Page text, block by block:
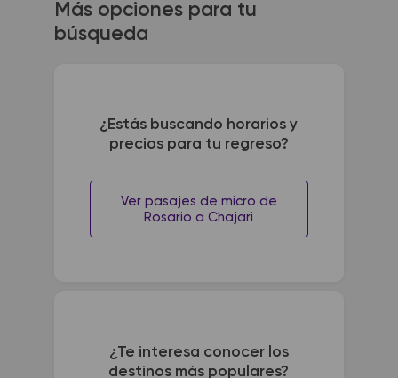
Más opciones para tu
búsqueda
¿Estás buscando horarios y
precios para tu regreso?
Ver pasajes de micro de
Rosario a Chajari
¿Te interesa conocer los
destinos más populares?